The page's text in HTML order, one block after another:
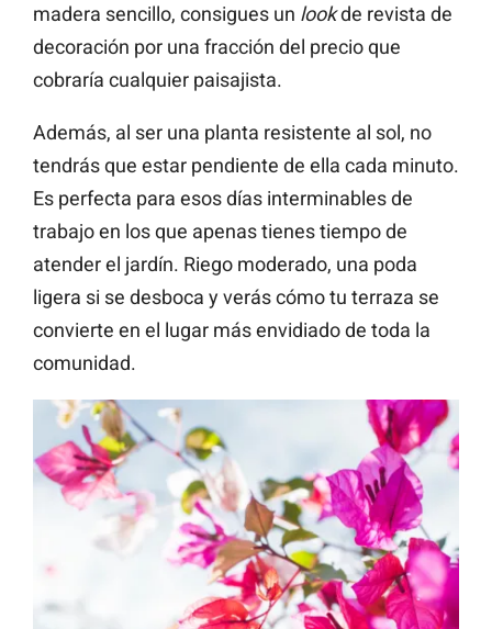
madera sencillo, consigues un lookde revista de
decoración por una fracción del precio que
cobraría cualquier paisajista.
Además, al ser una planta resistente al sol, no
tendrás que estar pendiente de ella cada minuto.
Es perfecta para esos días interminables de
trabajo en los que apenas tienes tiempo de
atender el jardín. Riego moderado, una poda
ligera si se desboca y verás cómo tu terraza se
convierte en el lugar más envidiado de toda la
comunidad.